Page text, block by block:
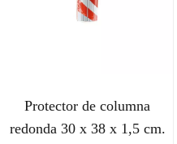
Protector de columna
redonda 30 x 38 x 1,5 cm.